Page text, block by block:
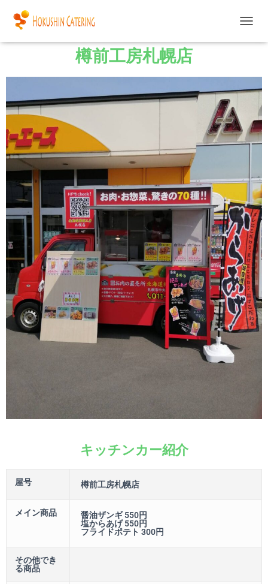
ビ
シ
ョ
切
り
替
樽前工房札幌店
キッチンカー紹介
屋号 樽前工房札幌店
メイン商品
醤油ザンギ 550円
塩からあげ 550円
フライドポテト 300円
その他でき
る商品